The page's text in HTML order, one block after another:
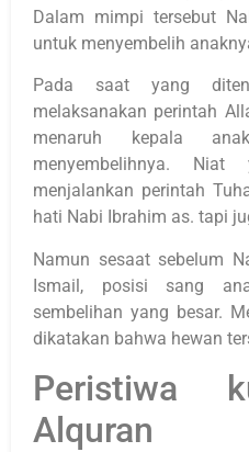
Dalam mimpi tersebut
untuk menyembelih
Pada saat yang
melaksanakan perintah
menaruh kepala
menyembelihnya.
menjalankan perintah
hati Nabi Ibrahim as. tapi
Namun sesaat sebelum
Ismail, posisi sang
sembelihan yang besar.
dikatakan bahwa hewan
Peristiwa
Alquran